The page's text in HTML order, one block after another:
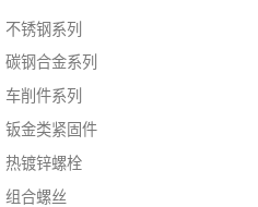
不锈钢系列
碳钢合金系列
车削件系列
钣金类紧固件
热镀锌螺栓
组合螺丝